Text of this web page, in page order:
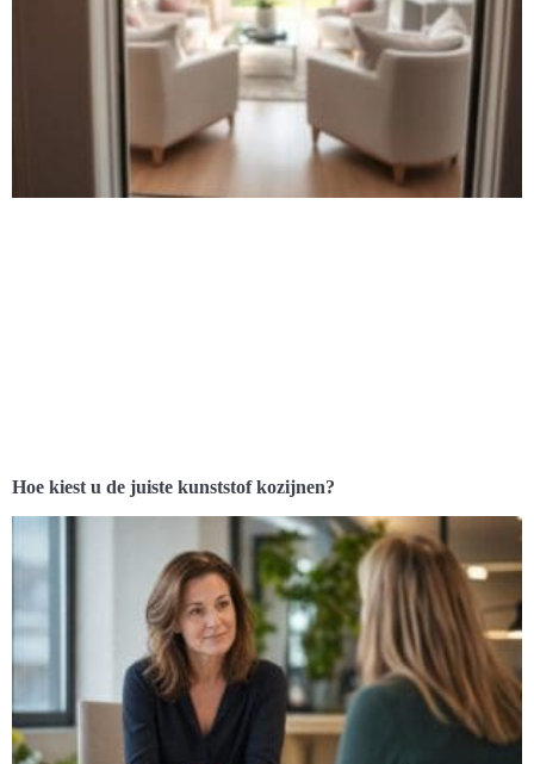
Hoe kiest u de juiste kunststof kozijnen?